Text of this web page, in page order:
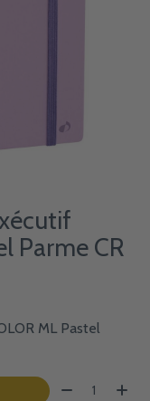
Parme CR
ML Pastel
Quantité: